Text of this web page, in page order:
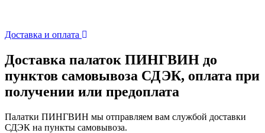
Доставка и оплата
Доставка палаток ПИНГВИН до
пунктов самовывоза СДЭК, оплата при
получении или предоплата
Палатки ПИНГВИН мы отправляем вам службой доставки
СДЭК на пункты самовывоза.